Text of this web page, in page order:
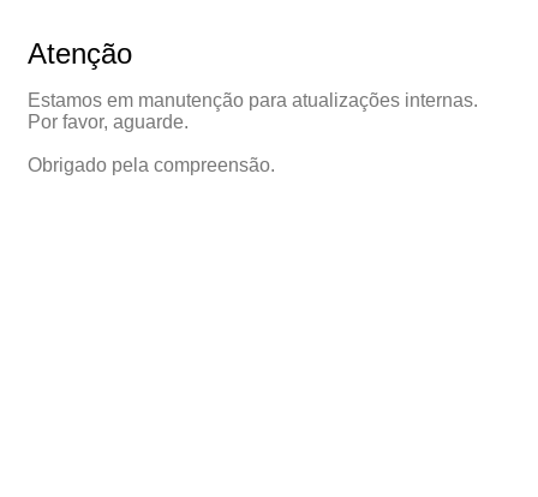
Atenção
Estamos em manutenção para atualizações internas.
Por favor, aguarde.
Obrigado pela compreensão.